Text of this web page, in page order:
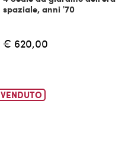
spaziale, anni '70
€ 620,00
VENDUTO